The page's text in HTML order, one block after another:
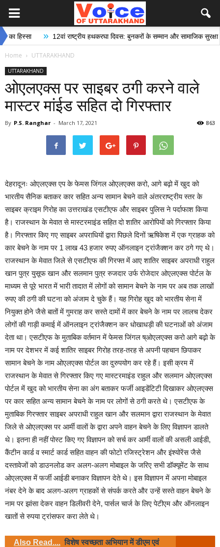
» 12वां राष्ट्रीय हथकरघा दिवस: बुनकरों के सम्मान और सामाजिक सुरक्षा की
Home UTTARAKHAND
UTTARAKHAND
ओएलएक्स पर साइबर ठगी करने वाले
मास्टर मांईड सहित दो गिरफ्तार
By P.S. Ranghar - March 17, 2021 863
देहरादूनः ओएलएक्स एप के फेमस जिंगल ओएलएक्स करो, आगे बढ़ो में खुद को
भारतीय सैनिक बताकर कार सहित अन्य सामान बेचने वाले अंतरराष्ट्रीय स्तर के
साइबर क्राइम गिरोह का उत्तराखंड एसटीएफ और साइबर पुलिस ने पर्दाफाश किया
है। राजस्थान के मेवात से मास्टरमाइंड सहित दो शातिर आरोपियों को गिरफ्तार किया
है। गिरफ्तार किए गए साइबर अपराधियों द्वारा पिछले दिनों ऋषिकेश में एक ग्राहक को
कार बेचने के नाम पर 1 लाख 43 हजार रुपए ऑनलाइन ट्रांजैक्शन कर ठगे गए थे।
राजस्थान के मेवात जिले से एसटीएफ की गिरफ्त में आए शातिर साइबर अपराधी राहुल
खान पुत्र युसूफ खान और सलमान पुत्र रुजदार उर्फ रोजेदार ओएलएक्स पोर्टल के
माध्यम से पूरे भारत में भारी तादात में लोगों को सामान बेचने के नाम पर अब तक लाखों
रुपए की ठगी की घटना को अंजाम दे चुके हैं। यह गिरोह खुद को भारतीय सेना में
नियुक्त होने जैसे बातों में गुमराह कर सस्ते दामों में कार बेचने के नाम पर लालच देकर
लोगों की गाड़ी कमाई में ऑनलाइन ट्रांजैक्शन कर धोखाधड़ी की घटनाओं को अंजाम
देता था। एसटीएफ के मुताबिक वर्तमान में फेमस जिंगल ष्ओएलएक्स करो आगे बढ़ो के
नाम पर देशभर में कई शातिर साइबर गिरोह तरह-तरह से अपनी पहचान छिपाकर
सामान बेचने के नाम ओएलएक्स पोर्टल का दुरुपयोग कर रहे हैं। इसी क्रम में
राजस्थान के मेवात से गिरफ्तार किए गए मास्टरमाइंड राहुल और सलमान ओएलएक्स
पोर्टल में खुद को भारतीय सेना का अंग बताकर फर्जी आइडेंटिटी दिखाकर ओएलएक्स
पर कार सहित अन्य सामान बेचने के नाम पर लोगों से ठगी करते थे। एसटीएफ के
मुताबिक गिरफ्तार साइबर अपराधी राहुल खान और सलमान द्वारा राजस्थान के मेवात
जिले से ओएलएक्स पर आर्मी वालों के द्वारा अपने वाहन बेचने के लिए विज्ञापन डालते
थे। इतना ही नहीं पोस्ट किए गए विज्ञापन को सर्च कर आर्मी वालों की असली आईडी,
कैंटीन कार्ड व स्मार्ट कार्ड सहित वाहन की फोटो रजिस्ट्रेशन और इंश्योरेंस जैसे
दस्तावेजों को डाउनलोड कर अलग-अलग मोबाइल के जरिए सभी डॉक्यूमेंट के साथ
ओएलएक्स में फर्जी आईडी बनाकर विज्ञापन देते थे। इस विज्ञापन में अपना मोबाइल
नंबर देने के बाद अलग-अलग ग्राहकों से संपर्क करते और उन्हें सस्ते वाहन बेचने के
नाम पर झांसा देकर वाहन डिलीवरी देने, पार्सल चार्ज के लिए पेटीएम और ऑनलाइन
खातों से रुपया ट्रांसफर करा लेते थे।
Also Read.... विशेष स्वच्छता अभियान में डीएम एवं